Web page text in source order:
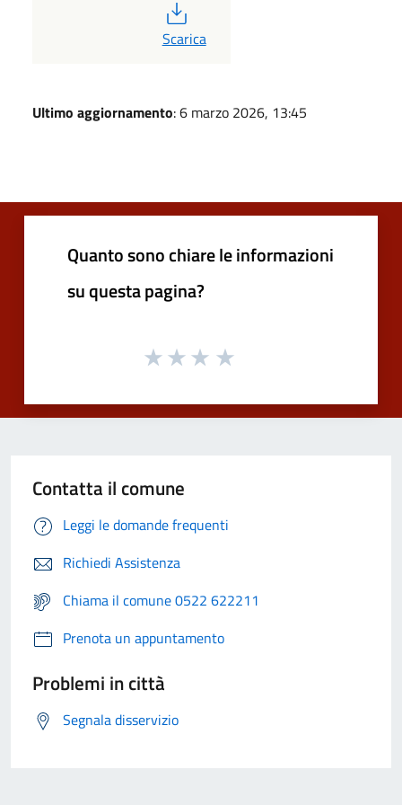
PDF
Scarica
Ultimo aggiornamento: 6 marzo 2026, 13:45
Quanto sono chiare le informazioni
su questa pagina?
Contatta il comune
Leggi le domande frequenti
Richiedi Assistenza
Chiama il comune 0522 622211
Prenota un appuntamento
Problemi in città
Segnala disservizio